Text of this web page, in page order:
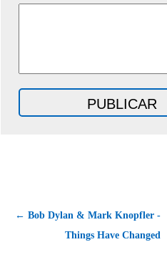
← Bob Dylan & Mark Knopfler -
Things Have Changed